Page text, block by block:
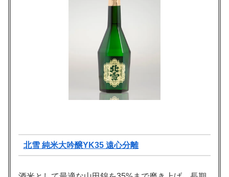
北雪 純米大吟醸YK35 遠心分離